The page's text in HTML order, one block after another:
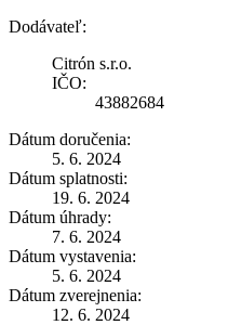
Dodávateľ:
Citrón s.r.o.
IČO:
43882684
Dátum doručenia:
5. 6. 2024
Dátum splatnosti:
19. 6. 2024
Dátum úhrady:
7. 6. 2024
Dátum vystavenia:
5. 6. 2024
Dátum zverejnenia:
12. 6. 2024